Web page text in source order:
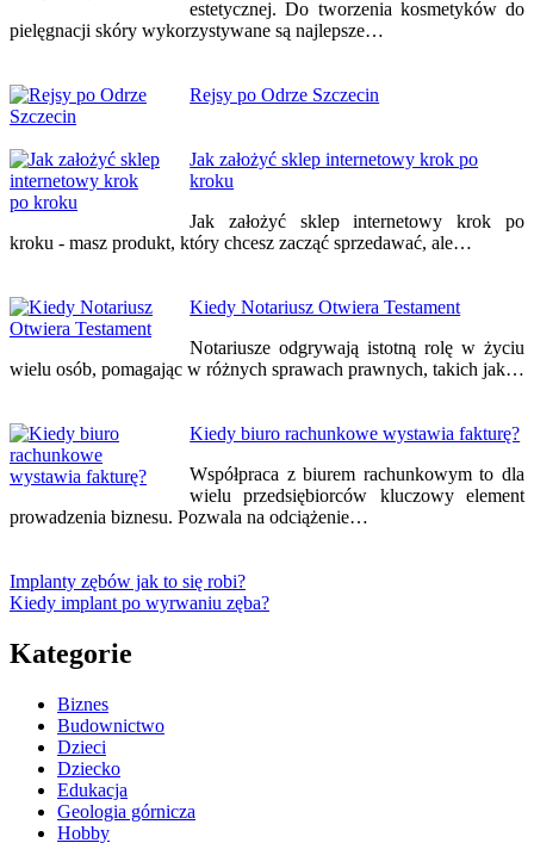
estetycznej. Do tworzenia kosmetyków do
pielęgnacji skóry wykorzystywane są najlepsze…
Rejsy po Odrze Szczecin
Jak założyć sklep internetowy krok po
kroku
Jak założyć sklep internetowy krok po
kroku - masz produkt, który chcesz zacząć sprzedawać, ale…
Kiedy Notariusz Otwiera Testament
Notariusze odgrywają istotną rolę w życiu
wielu osób, pomagając w różnych sprawach prawnych, takich jak…
Kiedy biuro rachunkowe wystawia fakturę?
Współpraca z biurem rachunkowym to dla
wielu przedsiębiorców kluczowy element
prowadzenia biznesu. Pozwala na odciążenie…
Implanty zębów jak to się robi?
Kiedy implant po wyrwaniu zęba?
Kategorie
Biznes
Budownictwo
Dzieci
Dziecko
Edukacja
Geologia górnicza
Hobby